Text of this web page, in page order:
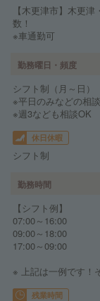
【木更津市】木更
数！
※車通勤可
勤務曜日・頻度
シフト制（月～日）
※平日のみなどの相
※週3なども相談OK
休日休暇
シフト制
勤務時間
【シフト例】
07:00～16:00
09:00～18:00
17:00～09:00
※ 上記は一例です！
残業時間